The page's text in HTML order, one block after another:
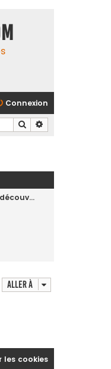
Connexion
Rechercher
Aller à
les cookies